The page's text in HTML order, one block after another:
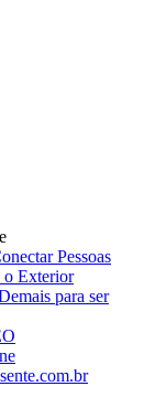
Pessoas
o Exterior
para ser